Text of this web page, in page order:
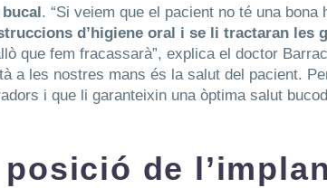
. “Si veiem que el pacient no té una bona
d’higiene oral i se li tractaran les
que fem fracassarà”, explica el doctor
a les nostres mans és la salut del pacient.
i que li garanteixin una òptima salut
de